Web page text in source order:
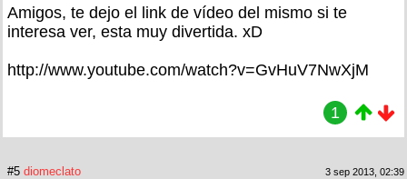
Amigos, te dejo el link de vídeo del mismo si te
interesa ver, esta muy divertida. xD
http://www.youtube.com/watch?v=GvHuV7NwXjM
1
#5 diomeclato 3 sep 2013, 02:39